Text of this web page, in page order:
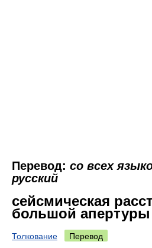
Перевод: со всех
русский
сейсмическая
большой апертуры
Толкование Перевод